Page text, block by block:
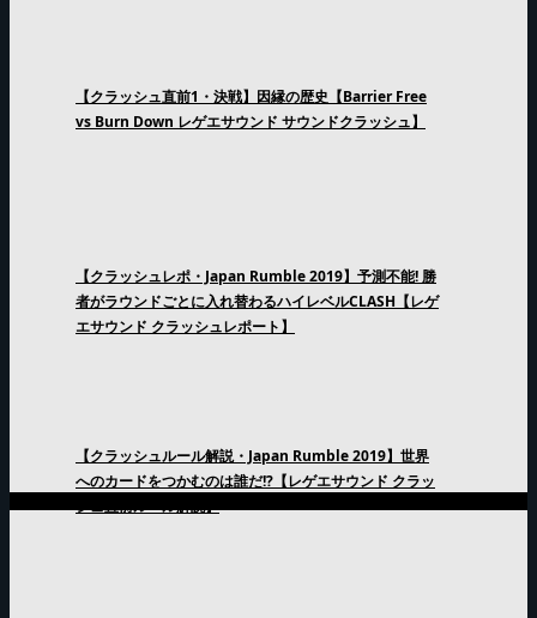
【クラッシュ直前1・決戦】因縁の歴史【Barrier Free
vs Burn Down レゲエサウンド サウンドクラッシュ】
【クラッシュレポ・Japan Rumble 2019】予測不能! 勝
者がラウンドごとに入れ替わるハイレベルCLASH【レゲ
エサウンド クラッシュレポート】
【クラッシュルール解説・Japan Rumble 2019】世界
へのカードをつかむのは誰だ!?【レゲエサウンド クラッ
シュ直前ルール解説】